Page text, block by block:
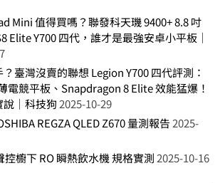
Mini 值得買嗎？聯發科天璣 9400+ 8.8 吋
Elite Y700 四代，誰才是最強安卓小平板｜
臺灣沒賣的聯想 Legion Y700 四代評測：
電競平板、Snapdragon 8 Elite 效能猛爆！
｜科技狗 2025-10-29
REGZA QLED Z670 量測報告2025-
櫥下 RO 瞬熱飲水機 規格實測 2025-10-16